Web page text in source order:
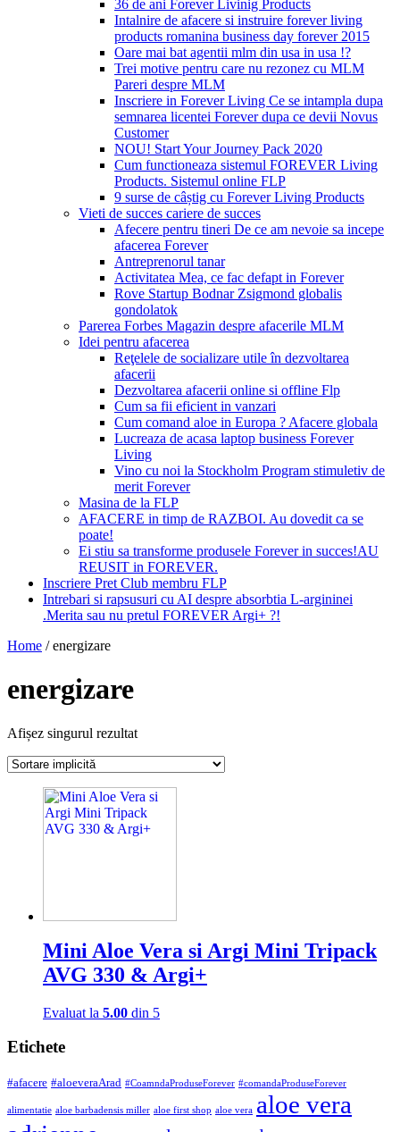
36 de ani Forever Livinig Products
Intalnire de afacere si instruire forever living
products romanina business day forever 2015
Oare mai bat agentii mlm din usa in usa !?
Trei motive pentru care nu rezonez cu MLM
Pareri despre MLM
Inscriere in Forever Living Ce se intampla dupa
semnarea licentei Forever dupa ce devii Novus
Customer
NOU! Start Your Journey Pack 2020
Cum functioneaza sistemul FOREVER Living
Products. Sistemul online FLP
9 surse de câștig cu Forever Living Products
Vieti de succes cariere de succes
Afecere pentru tineri De ce am nevoie sa incepe
afacerea Forever
Antreprenorul tanar
Activitatea Mea, ce fac defapt in Forever
Rove Startup Bodnar Zsigmond globalis
gondolatok
Parerea Forbes Magazin despre afacerile MLM
Idei pentru afacerea
Reţelele de socializare utile în dezvoltarea
afacerii
Dezvoltarea afacerii online si offline Flp
Cum sa fii eficient in vanzari
Cum comand aloe in Europa ? Afacere globala
Lucreaza de acasa laptop business Forever
Living
Vino cu noi la Stockholm Program stimuletiv de
merit Forever
Masina de la FLP
AFACERE in timp de RAZBOI. Au dovedit ca se
poate!
Ei stiu sa transforme produsele Forever in succes!AU
REUSIT in FOREVER.
Inscriere Pret Club membru FLP
Intrebari si rapsusuri cu AI despre absorbtia L-argininei
.Merita sau nu pretul FOREVER Argi+ ?!
Home / energizare
energizare
Afișez singurul rezultat
Mini Aloe Vera si Argi Mini Tripack
AVG 330 & Argi+
Evaluat la 5.00 din 5
Etichete
#afacere #aloeveraArad #CoamndaProduseForever #comandaProduseForever
alimentatie aloe barbadensis miller aloe first shop aloe vera aloe vera